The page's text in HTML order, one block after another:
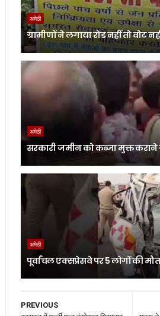
अमेठी
ग्रामीणों ने लगाया रोड नहीं तो वोट
अमेठी
सरकारी जमीन को कब्जा मुक्त कराने
अमेठी
पूर्वांचल एक्सप्रेसवे पर 5 लोगों की मौत
PREVIOUS